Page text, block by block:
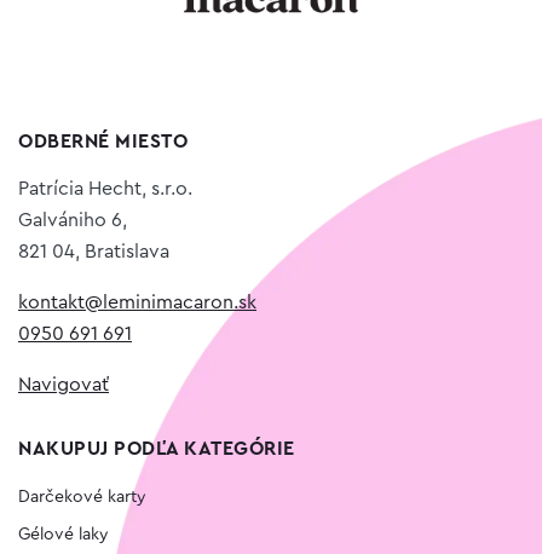
ODBERNÉ MIESTO
Patrícia Hecht, s.r.o.
Galvániho 6,
821 04, Bratislava
kontakt@leminimacaron.sk
0950 691 691
Navigovať
NAKUPUJ PODĽA KATEGÓRIE
Darčekové karty
Gélové laky